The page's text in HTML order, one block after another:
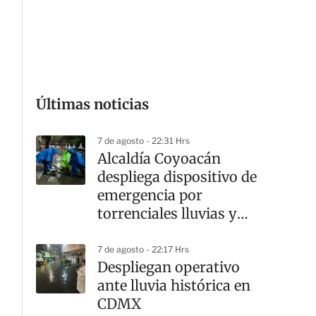
Últimas noticias
7 de agosto - 22:31 Hrs
Alcaldía Coyoacán
despliega dispositivo de
emergencia por
torrenciales lluvias y
7 de agosto - 22:17 Hrs
Despliegan operativo
ante lluvia histórica en
CDMX